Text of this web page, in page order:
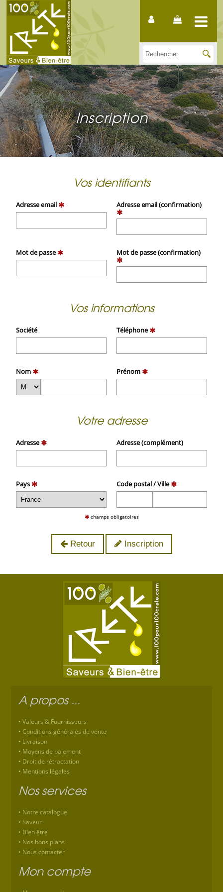
Inscription
Vos identifiants
Adresse email Adresse email (confirmation)
Mot de passe Mot de passe (confirmation)
Vos informations
Société Téléphone
Nom Prénom
Votre adresse
Adresse Adresse (complément)
Pays Code postal / Ville
champs obligatoires
Retour Inscription
A propos ...
Valeurs & Fournisseurs
Conditions générales de vente
Livraison
Moyens de paiement
Droit de rétractation
Mentions légales
Nos services
Notre catalogue
Saveur
Bien être
Nos bons plans
Nous contacter
Mon compte